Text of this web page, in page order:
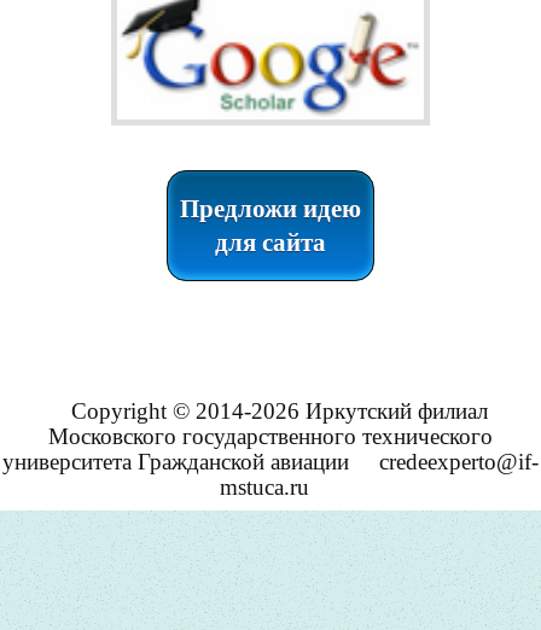
Предложи идею
для сайта
Copyright © 2014-2026 Иркутский филиал
Московского государственного технического
университета Гражданской авиации
credeexperto@if-
mstuca.ru